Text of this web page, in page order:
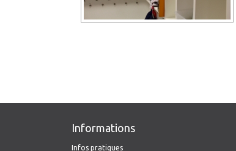
Informations
Infos pratiques